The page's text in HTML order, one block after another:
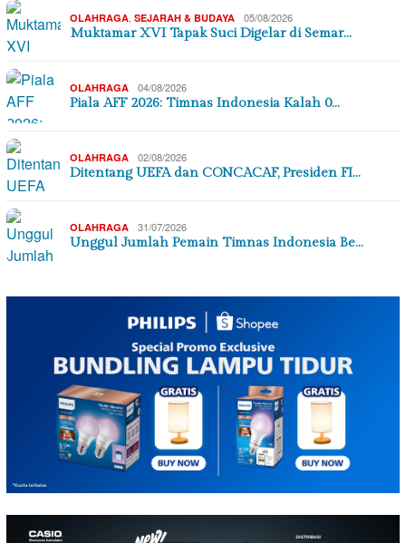
OLAHRAGA SEJARAH & BUDAYA 05/08/2026
Muktamar XVI Tapak Suci Digelar di Semar…
OLAHRAGA 04/08/2026
Piala AFF 2026: Timnas Indonesia Kalah 0…
OLAHRAGA 02/08/2026
Ditentang UEFA dan CONCACAF, Presiden FI…
OLAHRAGA 31/07/2026
Unggul Jumlah Pemain Timnas Indonesia Be…